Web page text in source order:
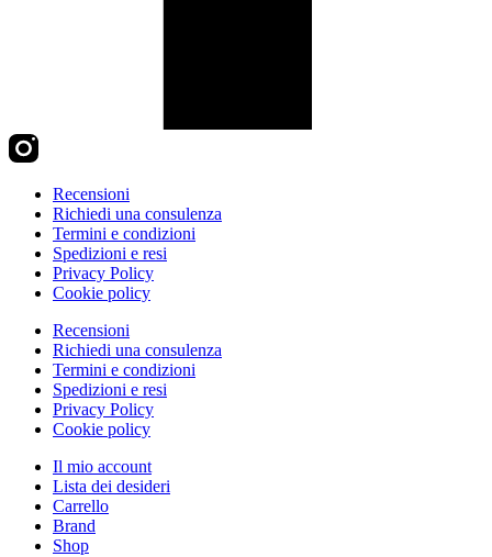
Recensioni
Richiedi una consulenza
Termini e condizioni
Spedizioni e resi
Privacy Policy
Cookie policy
Recensioni
Richiedi una consulenza
Termini e condizioni
Spedizioni e resi
Privacy Policy
Cookie policy
Il mio account
Lista dei desideri
Carrello
Brand
Shop